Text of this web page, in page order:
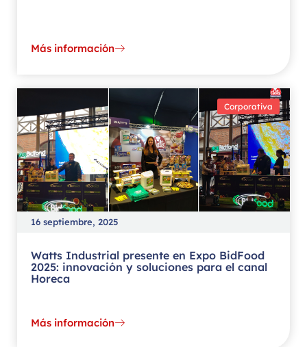
Más información
Corporativa
16 septiembre, 2025
Watts Industrial presente en Expo BidFood
2025: innovación y soluciones para el canal
Horeca
Más información